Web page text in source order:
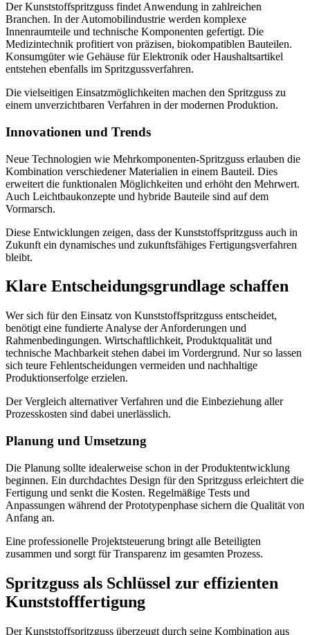
Der Kunststoffspritzguss findet Anwendung in zahlreichen
Branchen. In der Automobilindustrie werden komplexe
Innenraumteile und technische Komponenten gefertigt. Die
Medizintechnik profitiert von präzisen, biokompatiblen Bauteilen.
Konsumgüter wie Gehäuse für Elektronik oder Haushaltsartikel
entstehen ebenfalls im Spritzgussverfahren.
Die vielseitigen Einsatzmöglichkeiten machen den Spritzguss zu
einem unverzichtbaren Verfahren in der modernen Produktion.
Innovationen und Trends
Neue Technologien wie Mehrkomponenten-Spritzguss erlauben die
Kombination verschiedener Materialien in einem Bauteil. Dies
erweitert die funktionalen Möglichkeiten und erhöht den Mehrwert.
Auch Leichtbaukonzepte und hybride Bauteile sind auf dem
Vormarsch.
Diese Entwicklungen zeigen, dass der Kunststoffspritzguss auch in
Zukunft ein dynamisches und zukunftsfähiges Fertigungsverfahren
bleibt.
Klare Entscheidungsgrundlage schaffen
Wer sich für den Einsatz von Kunststoffspritzguss entscheidet,
benötigt eine fundierte Analyse der Anforderungen und
Rahmenbedingungen. Wirtschaftlichkeit, Produktqualität und
technische Machbarkeit stehen dabei im Vordergrund. Nur so lassen
sich teure Fehlentscheidungen vermeiden und nachhaltige
Produktionserfolge erzielen.
Der Vergleich alternativer Verfahren und die Einbeziehung aller
Prozesskosten sind dabei unerlässlich.
Planung und Umsetzung
Die Planung sollte idealerweise schon in der Produktentwicklung
beginnen. Ein durchdachtes Design für den Spritzguss erleichtert die
Fertigung und senkt die Kosten. Regelmäßige Tests und
Anpassungen während der Prototypenphase sichern die Qualität von
Anfang an.
Eine professionelle Projektsteuerung bringt alle Beteiligten
zusammen und sorgt für Transparenz im gesamten Prozess.
Spritzguss als Schlüssel zur effizienten
Kunststofffertigung
Der Kunststoffspritzguss überzeugt durch seine Kombination aus